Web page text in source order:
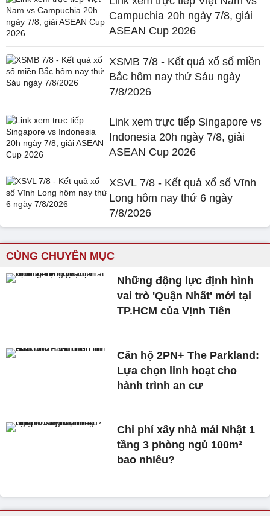
Campuchia 20h ngày 7/8, giải
ASEAN Cup 2026
XSMB 7/8 - Kết quả xổ số miền
Bắc hôm nay thứ Sáu ngày
7/8/2026
Link xem trực tiếp Singapore vs
Indonesia 20h ngày 7/8, giải
ASEAN Cup 2026
XSVL 7/8 - Kết quả xổ số Vĩnh
Long hôm nay thứ 6 ngày
7/8/2026
CÙNG CHUYÊN MỤC
Những động lực định hình
vai trò 'Quận Nhất' mới tại
TP.HCM của Vịnh Tiên
Căn hộ 2PN+ The Parkland:
Lựa chọn linh hoạt cho
hành trình an cư
Chi phí xây nhà mái Nhật 1
tầng 3 phòng ngủ 100m²
bao nhiêu?